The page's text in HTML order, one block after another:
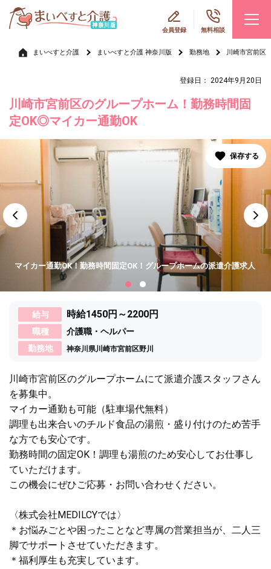
会員登録 無料相談
まいべすと介護 まいべすと介護 神奈川版 勤務地 川崎市宮前区
登録日： 2024年9月20日
川崎市宮前区のグループホーム！勤務時間固
定OK◎マイカー通勤OK
マイカー通勤OK！勤務時間固定OK！グループホームの派遣介護求人
給与 時給1450円～2200円
職種
介護職・ヘルパー
勤務地
神奈川県川崎市宮前区野川
川崎市宮前区のグループホームにて派遣介護スタッフさん
を募集中。
マイカー通勤も可能（駐車場代無料）
調理も出来合いのチルド食品の湯煎・盛り付けのため苦手
な方でも安心です。
勤務時間の固定OK！調理も湯煎のため安心してお仕事し
ていただけます。
この機会にぜひご応募・お問い合わせください。
〈株式会社MEDILCYでは〉
＊お悩みごとや困ったことなど専属の営業担当が、二人三
脚でサポートさせていただきます。
＊福利厚生も充実しています。